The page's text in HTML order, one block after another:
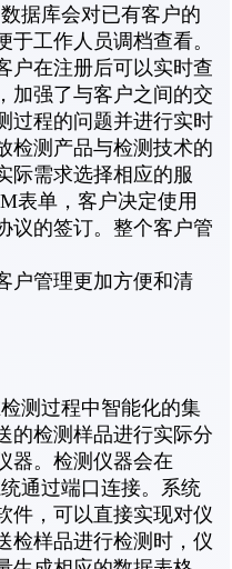
据库会对已有客户的
工作人员调档查看。
户在注册后可以实时查
加强了与客户之间的交
过程的问题并进行实时
检测产品与检测技术的
际需求选择相应的服
表单，客户决定使用
议的签订。整个客户管
户管理更加方便和清
测过程中智能化的集
的检测样品进行实际分
器。检测仪器会在
通过端口连接。系统
件，可以直接实现对仪
检样品进行检测时，仪